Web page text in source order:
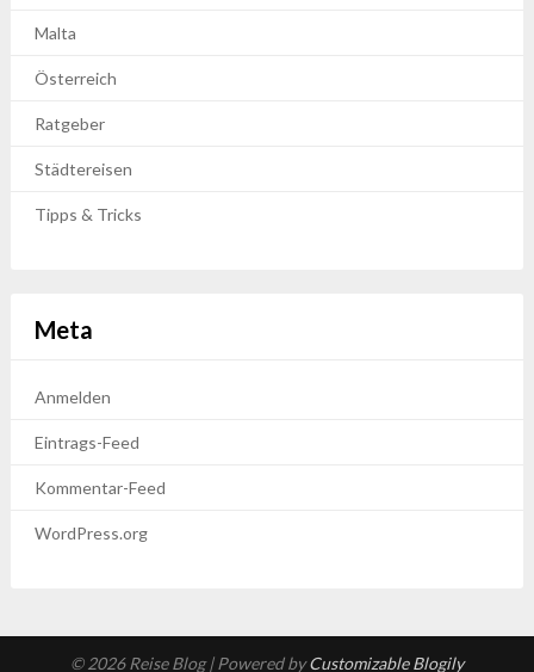
Malta
Österreich
Ratgeber
Städtereisen
Tipps & Tricks
Meta
Anmelden
Eintrags-Feed
Kommentar-Feed
WordPress.org
© 2026 Reise Blog| Powered byCustomizable Blogily